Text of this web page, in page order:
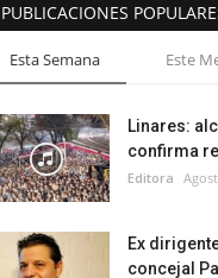
PUBLICACIONES
Esta Semana Este
Linares:
confirma
Editora
Ex
concejal